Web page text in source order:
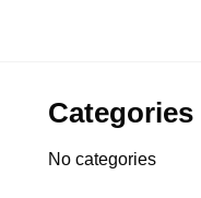
Categories
No categories